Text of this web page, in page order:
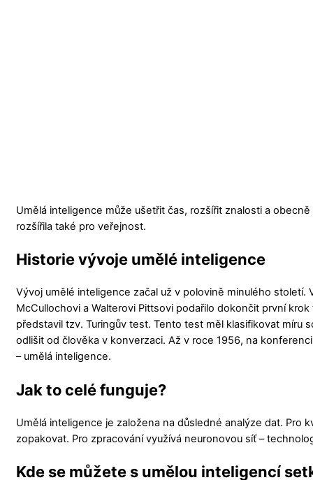
Umělá inteligence může ušetřit čas, rozšířit znalosti a
rozšířila také pro veřejnost.
Historie vývoje umělé inteligence
Vývoj umělé inteligence začal už v polovině minulého
McCullochovi a Walterovi Pittsovi podařilo dokončit první
představil tzv. Turingův test. Tento test měl klasifikovat míru
odlišit od člověka v konverzaci. Až v roce 1956, na
– umělá inteligence.
Jak to celé funguje?
Umělá inteligence je založena na důsledné analýze dat. Pro
zopakovat. Pro zpracování využívá neuronovou síť –
Kde se můžete s umělou inteligencí